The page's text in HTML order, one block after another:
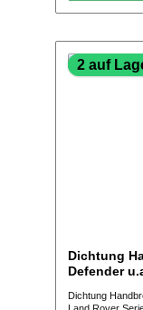
2 auf
Dichtung
Defender
Dichtung